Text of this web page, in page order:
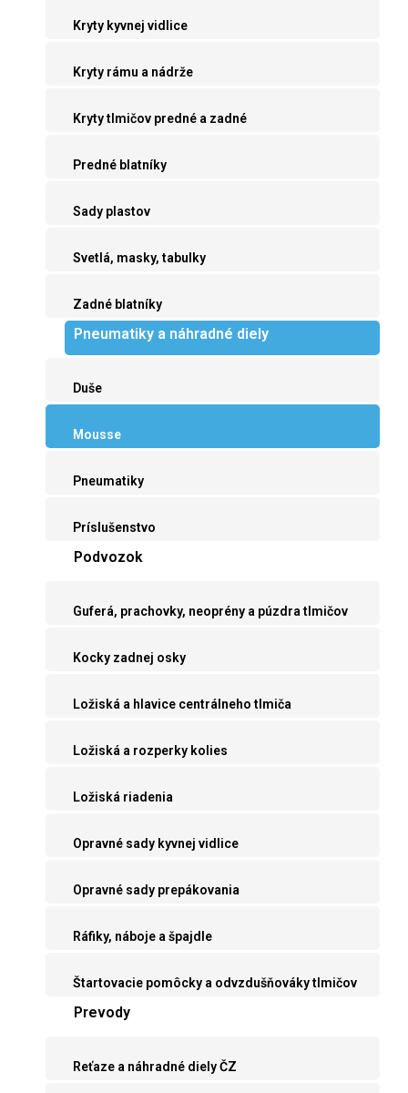
Kryty kyvnej vidlice
Kryty rámu a nádrže
Kryty tlmičov predné a zadné
Predné blatníky
Sady plastov
Svetlá, masky, tabulky
Zadné blatníky
Pneumatiky a náhradné diely
Duše
Mousse
Pneumatiky
Príslušenstvo
Podvozok
Guferá, prachovky, neoprény a púzdra tlmičov
Kocky zadnej osky
Ložiská a hlavice centrálneho tlmiča
Ložiská a rozperky kolies
Ložiská riadenia
Opravné sady kyvnej vidlice
Opravné sady prepákovania
Ráfiky, náboje a špajdle
Štartovacie pomôcky a odvzdušňováky tlmičov
Prevody
Reťaze a náhradné diely ČZ